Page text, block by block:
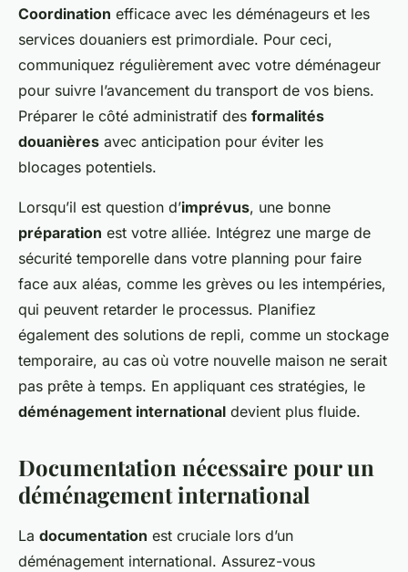
Coordination efficace avec les déménageurs et les
services douaniers est primordiale. Pour ceci,
communiquez régulièrement avec votre déménageur
pour suivre l’avancement du transport de vos biens.
Préparer le côté administratif des formalités
douanières avec anticipation pour éviter les
blocages potentiels.
Lorsqu’il est question d’imprévus, une bonne
préparation est votre alliée. Intégrez une marge de
sécurité temporelle dans votre planning pour faire
face aux aléas, comme les grèves ou les intempéries,
qui peuvent retarder le processus. Planifiez
également des solutions de repli, comme un stockage
temporaire, au cas où votre nouvelle maison ne serait
pas prête à temps. En appliquant ces stratégies, le
déménagement international devient plus fluide.
Documentation nécessaire pour un
déménagement international
La documentation est cruciale lors d’un
déménagement international. Assurez-vous